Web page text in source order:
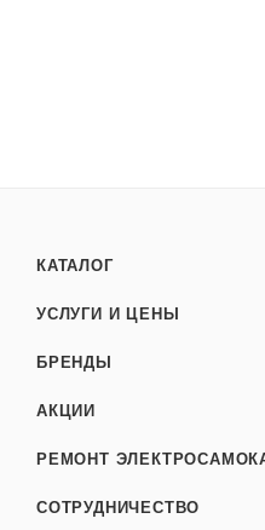
КАТАЛОГ
УСЛУГИ И ЦЕНЫ
БРЕНДЫ
АКЦИИ
РЕМОНТ
СОТРУДНИЧЕСТВО